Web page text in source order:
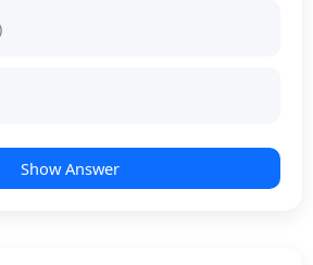
Show Answer